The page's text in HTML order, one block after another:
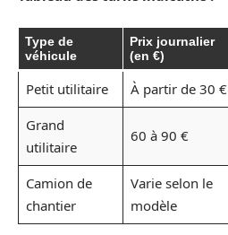
Type de
véhicule
Prix journalier
(en €)
Petit utilitaire À partir de 30 €
Grand
utilitaire
60 à 90 €
Camion de
chantier
Varie selon le
modèle